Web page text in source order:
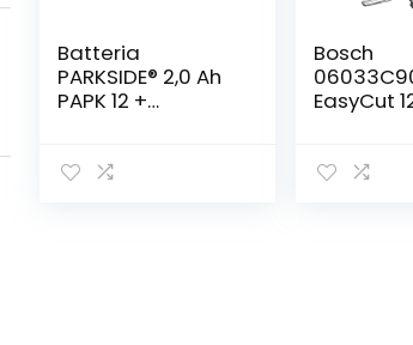
Batteria
PARKSIDE® 2,0 Ah
PAPK 12 +
Bosch
EasyCut